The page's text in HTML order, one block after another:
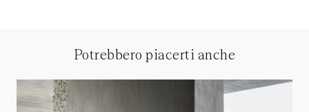
Potrebbero piacerti anche